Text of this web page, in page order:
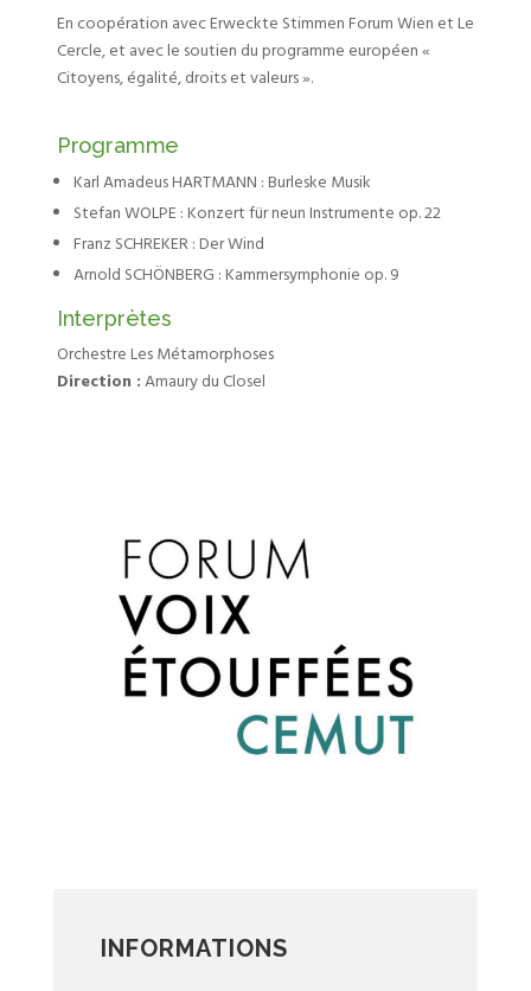
En coopération avec Erweckte Stimmen Forum Wien et Le
Cercle, et avec le soutien du programme européen «
Citoyens, égalité, droits et valeurs ».
Programme
Karl Amadeus HARTMANN : Burleske Musik
Stefan WOLPE : Konzert für neun Instrumente op. 22
Franz SCHREKER : Der Wind
Arnold SCHÖNBERG : Kammersymphonie op. 9
Interprètes
Orchestre Les Métamorphoses
Direction :Amaury du Closel
INFORMATIONS